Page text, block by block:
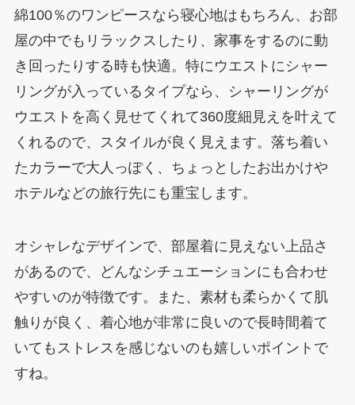
綿100％のワンピースなら寝心地はもちろん、お部
屋の中でもリラックスしたり、家事をするのに動
き回ったりする時も快適。特にウエストにシャー
リングが入っているタイプなら、シャーリングが
ウエストを高く見せてくれて360度細見えを叶えて
くれるので、スタイルが良く見えます。落ち着い
たカラーで大人っぽく、ちょっとしたお出かけや
ホテルなどの旅行先にも重宝します。
オシャレなデザインで、部屋着に見えない上品さ
があるので、どんなシチュエーションにも合わせ
やすいのが特徴です。また、素材も柔らかくて肌
触りが良く、着心地が非常に良いので長時間着て
いてもストレスを感じないのも嬉しいポイントで
すね。